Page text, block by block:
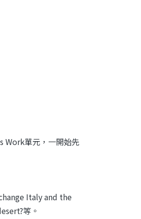
Work單元，一開始先
Italy and the
等。